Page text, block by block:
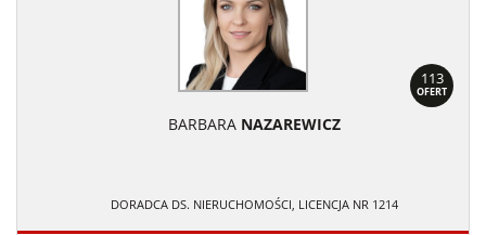
113
OFERT
BARBARA NAZAREWICZ
DORADCA DS. NIERUCHOMOŚCI, LICENCJA NR 1214